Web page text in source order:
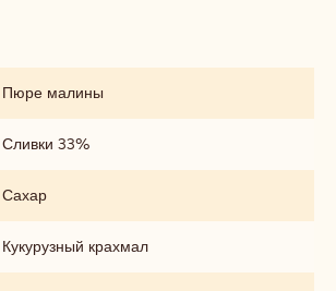
Пюре малины
Сливки 33%
Сахар
Кукурузный крахмал